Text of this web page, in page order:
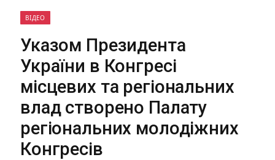
ВІДЕО
Указом Президента
України в Конгресі
місцевих та регіональних
влад створено Палату
регіональних молодіжних
Конгресів